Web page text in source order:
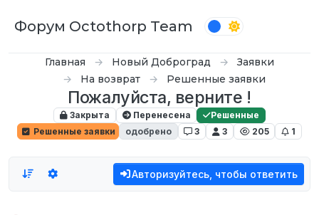
Форум Octothorp Team
Главная Новый Доброград
Заявки
На возврат
Решенные заявки
Пожалуйста, верните !
Закрыта Перенесена
Решенные
Решенные заявки
одобрено 3 3 205 1
Авторизуйтесь, чтобы ответить